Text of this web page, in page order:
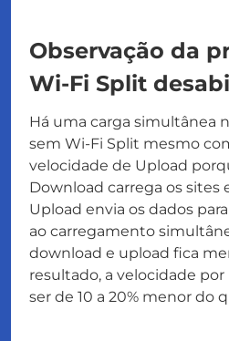
Observação da
Wi-Fi Split
Há uma carga simultânea
sem Wi-Fi Split mesmo
velocidade de Upload
Download carrega os sites
Upload envia os dados
ao carregamento
download e upload fica
resultado, a velocidade
ser de 10 a 20% menor do